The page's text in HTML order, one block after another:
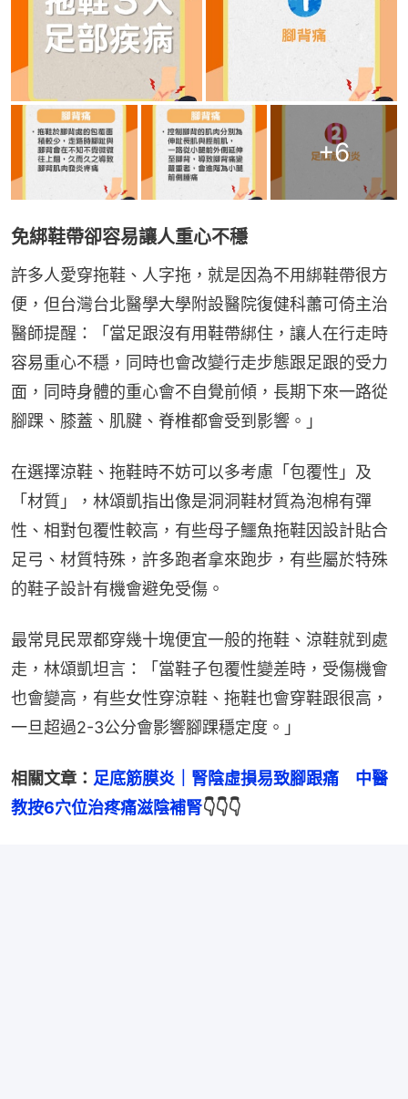
+6
免綁鞋帶卻容易讓人重心不穩
許多人愛穿拖鞋、人字拖，就是因為不用綁鞋帶很方
便，但台灣台北醫學大學附設醫院復健科蕭可倚主治
醫師提醒：「當足跟沒有用鞋帶綁住，讓人在行走時
容易重心不穩，同時也會改變行走步態跟足跟的受力
面，同時身體的重心會不自覺前傾，長期下來一路從
腳踝、膝蓋、肌腱、脊椎都會受到影響。」
在選擇涼鞋、拖鞋時不妨可以多考慮「包覆性」及
「材質」，林頌凱指出像是洞洞鞋材質為泡棉有彈
性、相對包覆性較高，有些母子鱷魚拖鞋因設計貼合
足弓、材質特殊，許多跑者拿來跑步，有些屬於特殊
的鞋子設計有機會避免受傷。
最常見民眾都穿幾十塊便宜一般的拖鞋、涼鞋就到處
走，林頌凱坦言：「當鞋子包覆性變差時，受傷機會
也會變高，有些女性穿涼鞋、拖鞋也會穿鞋跟很高，
一旦超過2-3公分會影響腳踝穩定度。」
相關文章： 足底筋膜炎｜腎陰虛損易致腳跟痛　中醫
教按6穴位治疼痛滋陰補腎👇👇👇